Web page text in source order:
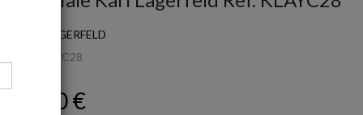
KARL LAGERFELD
KLAYC28
99,00 €